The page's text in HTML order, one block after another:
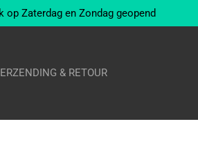
op Zaterdag en Zondag geopend
& RETOUR